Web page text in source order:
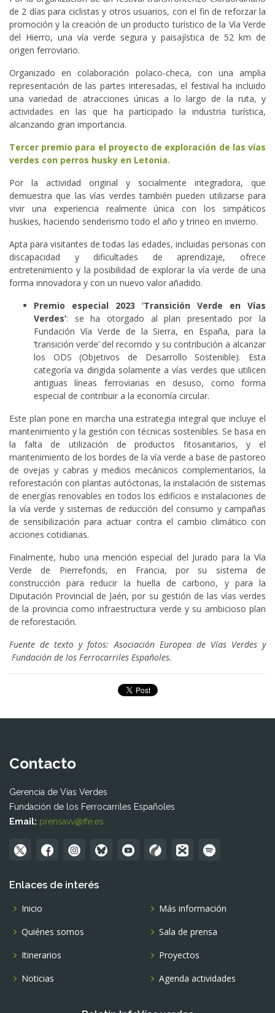
de 2 días para ciclistas y otros usuarios, con el fin de reforzar la
promoción y la creación de un producto turístico de la Vía Verde
del Hierro, una vía verde segura y paisajística de 52 km de
origen ferroviario.
Organizado en colaboración polaco-checa, con una amplia
representación de las partes interesadas, el festival ha incluido
una variedad de atracciones únicas a lo largo de la ruta, y
actividades en las que ha participado la industria turística,
alcanzando gran importancia.
Tercer premio para el proyecto de exploración de las vías
verdes con perros husky en Letonia.
Por la actividad original y socialmente integradora, que
demuestra que las vías verdes también pueden utilizarse para
vivir una experiencia realmente única con los simpáticos
huskies, haciendo senderismo todo el año y trineo en invierno.
Apta para visitantes de todas las edades, incluidas personas con
discapacidad y dificultades de aprendizaje, ofrece
entretenimiento y la posibilidad de explorar la vía verde de una
forma innovadora y con un nuevo valor añadido.
Premio especial 2023 ‘Transición Verde en Vías
Verdes’: se ha otorgado al plan presentado por la
Fundación Vía Verde de la Sierra, en España, para la
‘transición verde’ del recorrido y su contribución a alcanzar
los ODS (Objetivos de Desarrollo Sostenible). Esta
categoría va dirigida solamente a vías verdes que utilicen
antiguas líneas ferroviarias en desuso, como forma
especial de contribuir a la economía circular.
Este plan pone en marcha una estrategia integral que incluye el
mantenimiento y la gestión con técnicas sostenibles. Se basa en
la falta de utilización de productos fitosanitarios, y el
mantenimiento de los bordes de la vía verde a base de pastoreo
de ovejas y cabras y medios mecánicos complementarios, la
reforestación con plantas autóctonas, la instalación de sistemas
de energías renovables en todos los edificios e instalaciones de
la vía verde y sistemas de reducción del consumo y campañas
de sensibilización para actuar contra el cambio climático con
acciones cotidianas.
Finalmente, hubo una mención especial del Jurado para la Vía
Verde de Pierrefonds, en Francia, por su sistema de
construcción para reducir la huella de carbono, y para la
Diputación Provincial de Jaén, por su gestión de las vías verdes
de la provincia como infraestructura verde y su ambicioso plan
de reforestación.
Fuente de texto y fotos: Asociación Europea de Vías Verdes y
Fundación de los Ferrocarriles Españoles.
Contacto
Gerencia de Vías Verdes
Fundación de los Ferrocarriles Españoles
Email: prensavv@ffe.es
Enlaces de interés
Inicio
Quiénes somos
Itinerarios
Noticias
Más información
Sala de prensa
Proyectos
Agenda actividades